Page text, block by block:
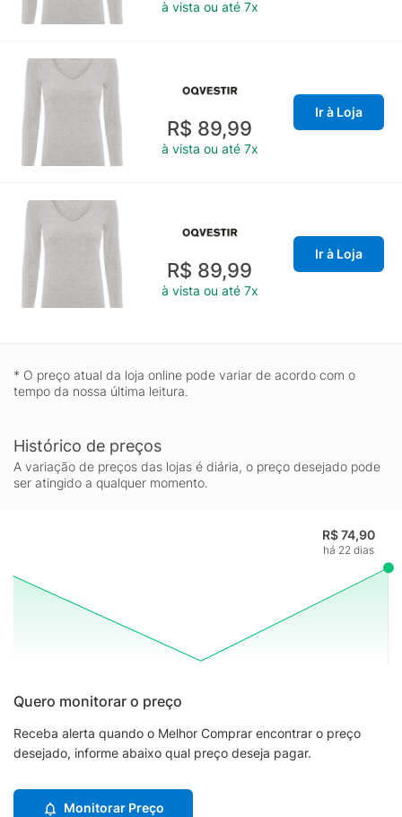
à vista ou até 7x
R$ 89,99
à vista ou até 7x
Ir à Loja
R$ 89,99
à vista ou até 7x
Ir à Loja
* O preço atual da loja online pode variar de acordo com o
tempo da nossa última leitura.
Histórico de preços
A variação de preços das lojas é diária, o preço desejado pode
ser atingido a qualquer momento.
R$ 74,90
há 22 dias
Quero monitorar o preço
Receba alerta quando o Melhor Comprar encontrar o preço
desejado, informe abaixo qual preço deseja pagar.
Monitorar Preço